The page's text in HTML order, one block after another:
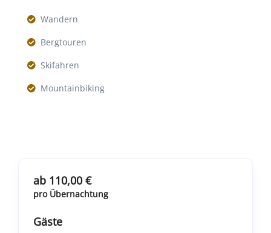
Wandern
Bergtouren
Skifahren
Mountainbiking
ab 110,00 €
pro Übernachtung
Gäste